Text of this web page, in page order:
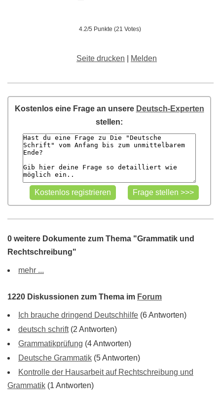
4.2/5 Punkte (21 Votes)
Seite drucken Melden
Kostenlos eine Frage an unsere Deutsch-Experten
stellen:
0 weitere Dokumente zum Thema "Grammatik und
Rechtschreibung"
mehr ...
1220 Diskussionen zum Thema im Forum
Ich brauche dringend Deutschhilfe (6 Antworten)
deutsch schrift(2 Antworten)
Grammatikprüfung (4 Antworten)
Deutsche Grammatik (5 Antworten)
Kontrolle der Hausarbeit auf Rechtschreibung und
Grammatik (1 Antworten)